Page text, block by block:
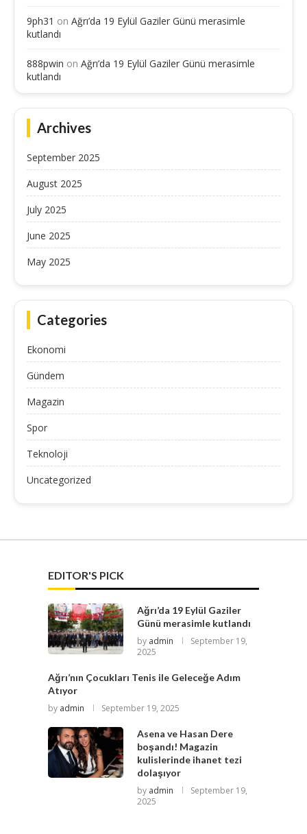
9ph31 on Ağrı’da 19 Eylül Gaziler Günü merasimle
kutlandı
888pwin on Ağrı’da 19 Eylül Gaziler Günü merasimle
kutlandı
Archives
September 2025
August 2025
July 2025
June 2025
May 2025
Categories
Ekonomi
Gündem
Magazin
Spor
Teknoloji
Uncategorized
EDITOR'S PICK
Ağrı’da 19 Eylül Gaziler
Günü merasimle kutlandı
by admin
September 19,
2025
Ağrı’nın Çocukları Tenis ile Geleceğe Adım
Atıyor
by admin September 19, 2025
Asena ve Hasan Dere
boşandı! Magazin
kulislerinde ihanet tezi
dolaşıyor
by admin
September 19,
2025